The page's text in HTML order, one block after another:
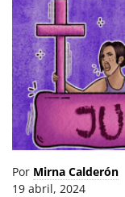
Por Mirna Calderón
19 abril, 2024